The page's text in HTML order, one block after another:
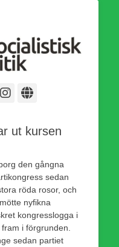
Internationalen och en viktig
en socialistisk framtid!
Instagram
Webbplats
ut kursen
den gångna
sedan
röda rosor, och
nyfikna
kongresslogga i
i förgrunden.
sedan partiet